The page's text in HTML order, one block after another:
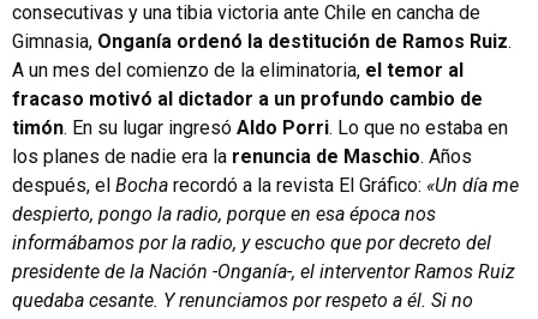
consecutivas y una tibia victoria ante Chile en cancha de
Gimnasia, Onganía ordenó la destitución de Ramos Ruiz.
A un mes del comienzo de la eliminatoria, el temor al
fracaso motivó al dictador a un profundo cambio de
timón. En su lugar ingresó Aldo Porri. Lo que no estaba en
los planes de nadie era la renuncia de Maschio. Años
después, el Bocha recordó a la revista El Gráfico: «Un día me
despierto, pongo la radio, porque en esa época nos
informábamos por la radio, y escucho que por decreto del
presidente de la Nación -Onganía-, el interventor Ramos Ruiz
quedaba cesante. Y renunciamos por respeto a él. Si no